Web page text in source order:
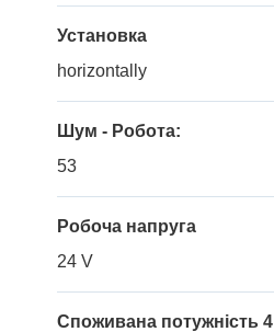
Установка
horizontally
Шум - Робота:
53
Робоча напруга
24 V
Споживана потужність 4